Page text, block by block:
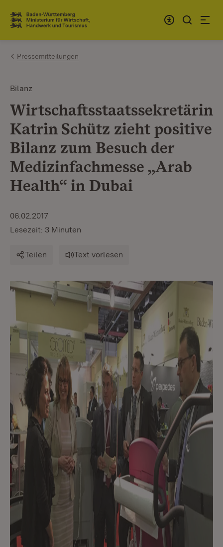
Zum Inhalt springen
Link zur Startseite
Pressemitteilungen
Bilanz
Wirtschaftsstaatssekretärin
Katrin Schütz zieht positive
Bilanz zum Besuch der
Medizinfachmesse „Arab
Health“ in Dubai
06.02.2017
Lesezeit: 3 Minuten
Teilen Text vorlesen